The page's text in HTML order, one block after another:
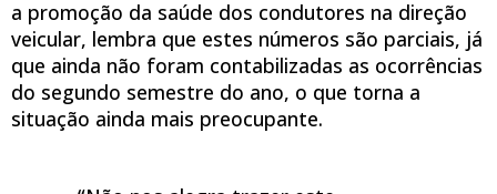
a promoção da saúde dos condutores na direção
veicular, lembra que estes números são parciais, já
que ainda não foram contabilizadas as ocorrências
do segundo semestre do ano, o que torna a
situação ainda mais preocupante.